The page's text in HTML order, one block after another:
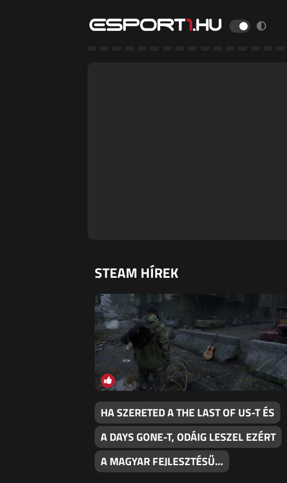
STEAM HÍREK
HA SZERETED A THE LAST OF US-T ÉS
A DAYS GONE-T, ODÁIG LESZEL EZÉRT
A MAGYAR FEJLESZTÉSŰ…